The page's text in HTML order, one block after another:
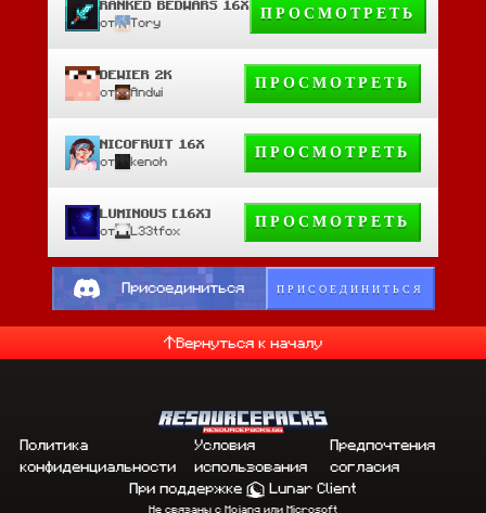
RANKED BEDWARS 16X
от Tory
ПРОСМОТРЕТЬ
DEWIER 2K
от Andwi
ПРОСМОТРЕТЬ
NICOFRUIT 16X
от kenoh
ПРОСМОТРЕТЬ
LUMINOUS [16X]
от L33tfox
ПРОСМОТРЕТЬ
Присоединиться ПРИСОЕДИНИТЬСЯ
Вернуться к началу
Политика
конфиденциальности
Условия
использования
Предпочтения
согласия
При поддержке
Lunar Client
Не связаны с Mojang или Microsoft